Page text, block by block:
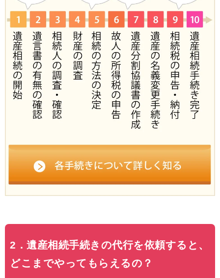
2．遺産相続手続きの代行を依頼すると、
どこまでやってもらえるの？